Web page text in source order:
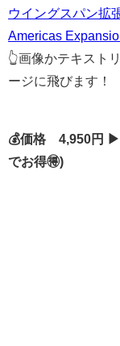
ウイングスパン拡
Americas
👆画像かテキスト
ージに飛びます！
💰価格 4,950円
でお得🉐)